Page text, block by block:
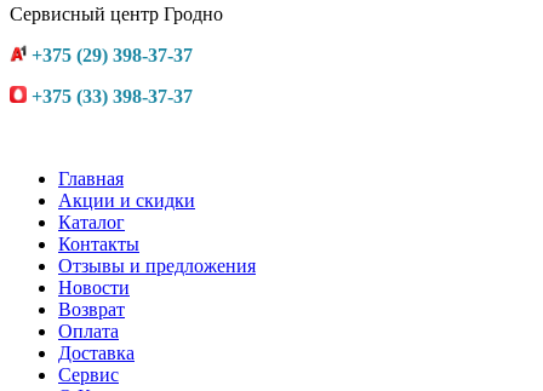
Сервисный центр Гродно
+375 (29) 398-37-37
+375 (33) 398-37-37
Главная
Акции и скидки
Каталог
Контакты
Отзывы и предложения
Новости
Возврат
Оплата
Доставка
Сервис